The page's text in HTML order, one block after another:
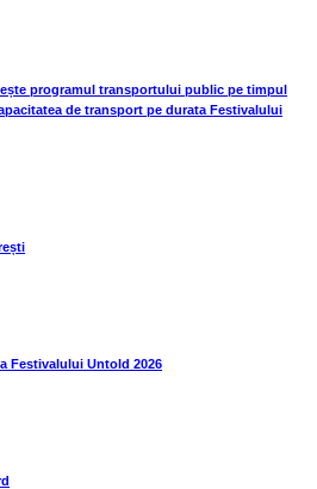
programul transportului public pe timpul
de transport pe durata Festivalului
Festivalului Untold 2026